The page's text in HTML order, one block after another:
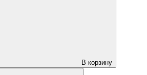
В корзину